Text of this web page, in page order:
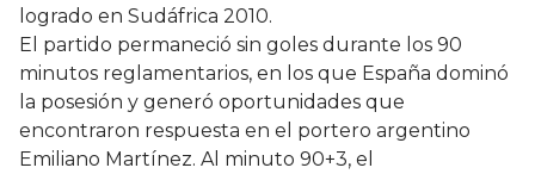
logrado en Sudáfrica 2010.
El partido permaneció sin goles durante los 90
minutos reglamentarios, en los que España dominó
la posesión y generó oportunidades que
encontraron respuesta en el portero argentino
Emiliano Martínez. Al minuto 90+3, el